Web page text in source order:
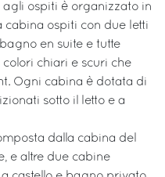
agli ospiti è organizzato in
cabina ospiti con due letti
en suite e tutte
colori chiari e scuri che
Ogni cabina è dotata di
sotto il letto e a
dalla cabina del
e altre due cabine